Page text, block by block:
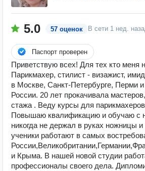
5.0 57 оценок В сети 1 нед.
Паспорт проверен
Приветствую всех! Для тех кто меня
Парикмахер, стилист - визажист,
в Москве, Санкт-Петербурге, Перми и
России. 20 лет прокачивала
стажа . Веду курсы для
Повышаю квалификацию и обучаю с
никогда не держал в руках ножницы
ученики работают в самых
и Крыма. В нашей новой студии
профессионалы своего дела.